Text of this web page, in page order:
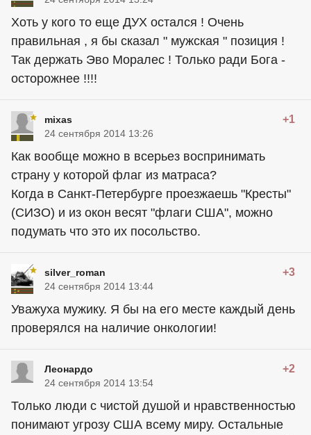
Хоть у кого то еще ДУХ остался ! Очень
правильная , я бы сказал " мужская " позиция !
Так держать Эво Моралес ! Только ради Бога -
осторожнее !!!!
mixas +1
24 сентября 2014 13:26
Как вообще можно в всерьез воспринимать
страну у которой флаг из матраса?
Когда в Санкт-Петербурге проезжаешь "Кресты"
(СИЗО) и из окон весят "флаги США", можно
подумать что это их посольство.
silver_roman +3
24 сентября 2014 13:44
Уважуха мужику. Я бы на его месте каждый день
проверялся на наличие онкологии!
Леонардо +2
24 сентября 2014 13:54
Только люди с чистой душой и нравственностью
понимают угрозу США всему миру. Остальные